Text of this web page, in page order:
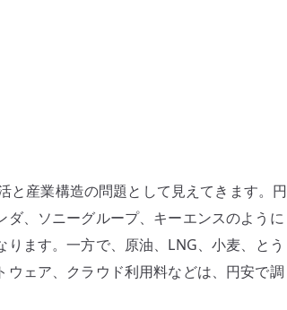
–
出
企
業、
と産業構造の問題として見えてきます。円
、ソニーグループ、キーエンスのように
ます。一方で、原油、LNG、小麦、とう
ェア、クラウド利用料などは、円安で調